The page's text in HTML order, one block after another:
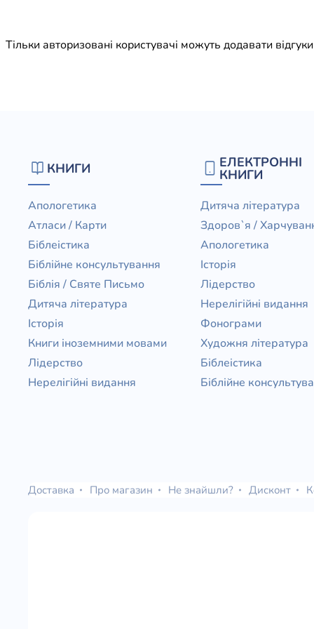
Тільки авторизовані користувачі можуть додавати відгуки
КНИГИ
Апологетика
Атласи / Карти
Біблеістика
Біблійне консультування
Біблія / Святе Письмо
Дитяча література
Історія
Книги іноземними мовами
Лідерство
Нерелігійні видання
ЕЛЕКТРОННІ
КНИГИ
Дитяча література
Здоров`я /
Апологетика
Історія
Лідерство
Нерелігійні видання
Фонограми
Художня література
Біблеістика
Біблійне
Доставка Про магазин Не знайшли? Дисконт